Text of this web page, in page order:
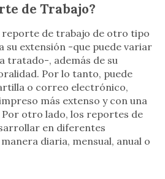
de Trabajo?
reporte de trabajo de otro tipo
su extensión -que puede variar
tratado-, además de su
Por lo tanto, puede
o correo electrónico,
más extenso y con una
otro lado, los reportes de
en diferentes
diaria, mensual, anual o